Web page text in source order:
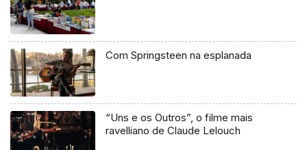
Com Springsteen na esplanada
“Uns e os Outros”, o filme mais
ravelliano de Claude Lelouch